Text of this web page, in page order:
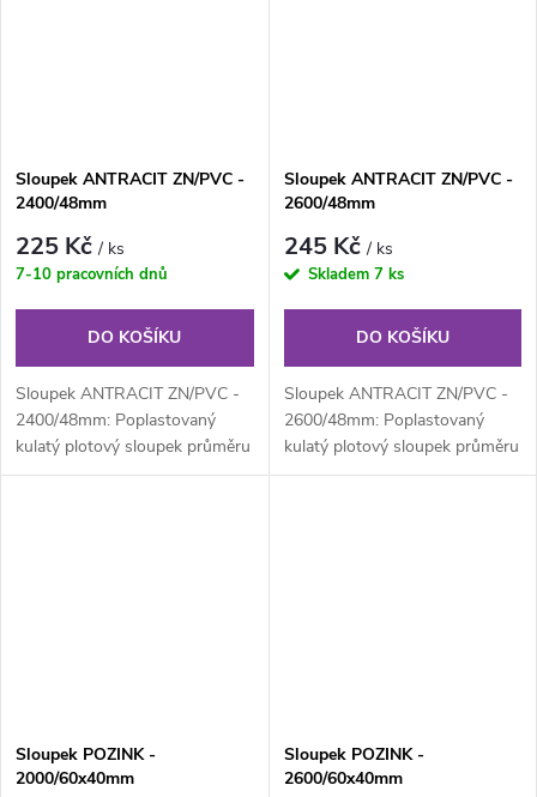
Sloupek ANTRACIT ZN/PVC -
2400/48mm
225 Kč/ ks
7-10 pracovních dnů
DO KOŠÍKU
Sloupek ANTRACIT ZN/PVC -
2400/48mm: Poplastovaný
kulatý plotový sloupek průměru
48 mm, výška 240 cm. Plotový
Sloupek ANTRACIT ZN/PVC -
2600/48mm
245 Kč/ ks
Skladem 7 ks
DO KOŠÍKU
Sloupek ANTRACIT ZN/PVC -
2600/48mm: Poplastovaný
kulatý plotový sloupek průměru
48 mm, výška 260 cm. Plotový
Sloupek POZINK -
2000/60x40mm
Sloupek POZINK -
2600/60x40mm